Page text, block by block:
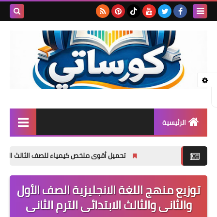
الرئيسية
المرحلة الثانوية
تأسيس حضانة
تحميل أقوى ملخص كيمياء للصف الثالث الثانوي 2027 PDF | شرح المنهج كامل + كتاب الأسئلة والإجابات النموذجية مجانًا
توزيع منهج اللغة الانجليزية الصف الأول
والثانى والثالث الابتدائى الترم الثانى